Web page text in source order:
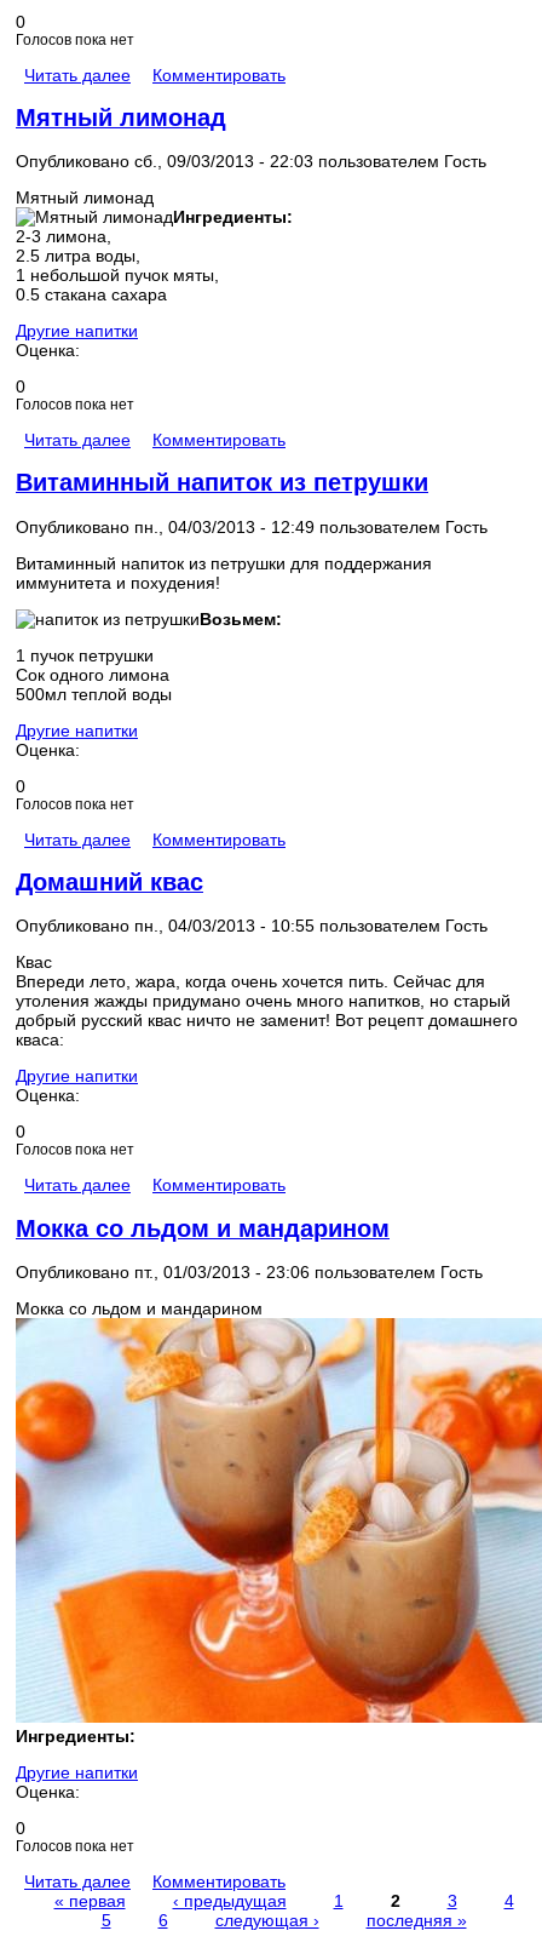
0
Голосов пока нет
Читать далее Комментировать
Мятный лимонад
Опубликовано сб., 09/03/2013 - 22:03 пользователем Гость
Мятный лимонад
Ингредиенты:
2-3 лимона,
2.5 литра воды,
1 небольшой пучок мяты,
0.5 стакана сахара
Другие напитки
Оценка:
0
Голосов пока нет
Читать далее Комментировать
Витаминный напиток из петрушки
Опубликовано пн., 04/03/2013 - 12:49 пользователем Гость
Витаминный напиток из петрушки для поддержания
иммунитета и похудения!
Возьмем:
1 пучок петрушки
Сок одного лимона
500мл теплой воды
Другие напитки
Оценка:
0
Голосов пока нет
Читать далее Комментировать
Домашний квас
Опубликовано пн., 04/03/2013 - 10:55 пользователем Гость
Квас
Впереди лето, жара, когда очень хочется пить. Сейчас для
утоления жажды придумано очень много напитков, но старый
добрый русский квас ничто не заменит! Вот рецепт домашнего
кваса:
Другие напитки
Оценка:
0
Голосов пока нет
Читать далее Комментировать
Мокка со льдом и мандарином
Опубликовано пт., 01/03/2013 - 23:06 пользователем Гость
Мокка со льдом и мандарином
Ингредиенты:
Другие напитки
Оценка:
0
Голосов пока нет
Читать далее Комментировать
Страницы
« первая ‹ предыдущая 1 2 3
4
5
6 следующая › последняя »